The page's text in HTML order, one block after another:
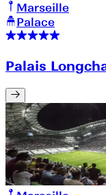
Marseille
Palace
Palais